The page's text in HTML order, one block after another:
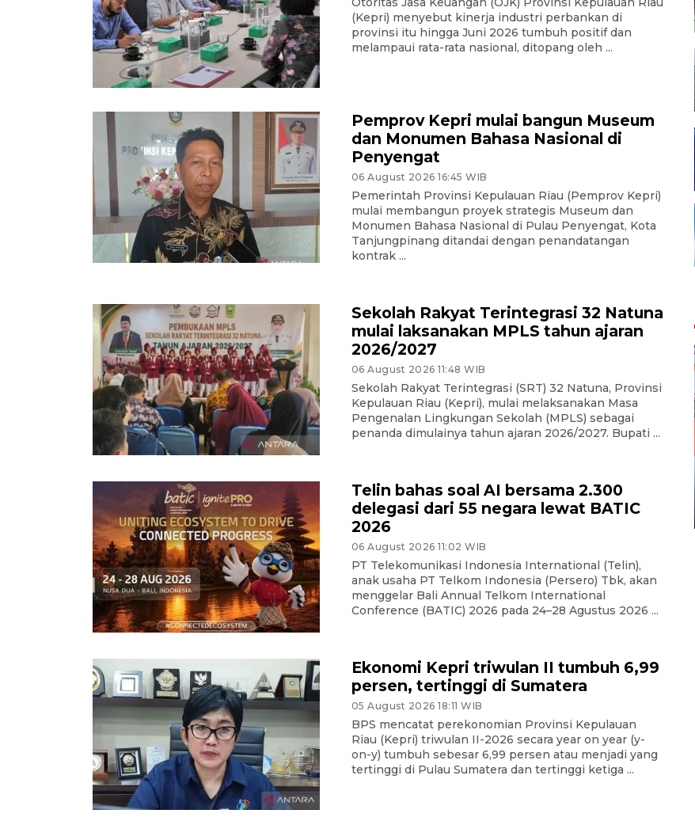
(Kepri) menyebut kinerja industri perbankan di
provinsi itu hingga Juni 2026 tumbuh positif dan
melampaui rata-rata nasional, ditopang oleh ...
Pemprov Kepri mulai bangun Museum
dan Monumen Bahasa Nasional di
Penyengat
06 August 2026 16:45 WIB
Pemerintah Provinsi Kepulauan Riau (Pemprov Kepri)
mulai membangun proyek strategis Museum dan
Monumen Bahasa Nasional di Pulau Penyengat, Kota
Tanjungpinang ditandai dengan penandatangan
kontrak ...
Sekolah Rakyat Terintegrasi 32 Natuna
mulai laksanakan MPLS tahun ajaran
2026/2027
06 August 2026 11:48 WIB
Sekolah Rakyat Terintegrasi (SRT) 32 Natuna, Provinsi
Kepulauan Riau (Kepri), mulai melaksanakan Masa
Pengenalan Lingkungan Sekolah (MPLS) sebagai
penanda dimulainya tahun ajaran 2026/2027. Bupati ...
Telin bahas soal AI bersama 2.300
delegasi dari 55 negara lewat BATIC
2026
06 August 2026 11:02 WIB
PT Telekomunikasi Indonesia International (Telin),
anak usaha PT Telkom Indonesia (Persero) Tbk, akan
menggelar Bali Annual Telkom International
Conference (BATIC) 2026 pada 24–28 Agustus 2026 ...
Ekonomi Kepri triwulan II tumbuh 6,99
persen, tertinggi di Sumatera
05 August 2026 18:11 WIB
BPS mencatat perekonomian Provinsi Kepulauan
Riau (Kepri) triwulan II-2026 secara year on year (y-
on-y) tumbuh sebesar 6,99 persen atau menjadi yang
tertinggi di Pulau Sumatera dan tertinggi ketiga ...
gunakan mobil jenazah
08 February 2024 15:30 WIB, 2024